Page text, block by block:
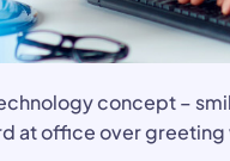
concept –
at office over